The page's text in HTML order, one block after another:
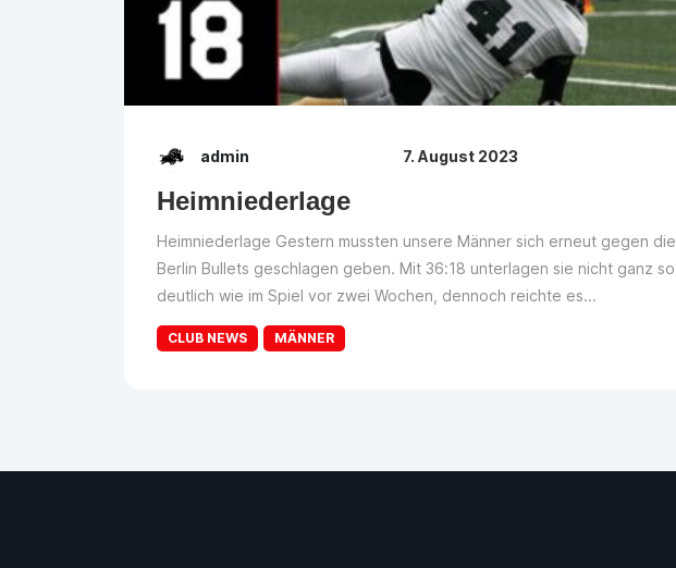
admin 7. August 2023
Heimniederlage
Heimniederlage Gestern mussten unsere Männer sich erneut gegen die
Berlin Bullets geschlagen geben. Mit 36:18 unterlagen sie nicht ganz so
deutlich wie im Spiel vor zwei Wochen, dennoch reichte es...
CLUB NEWS MÄNNER